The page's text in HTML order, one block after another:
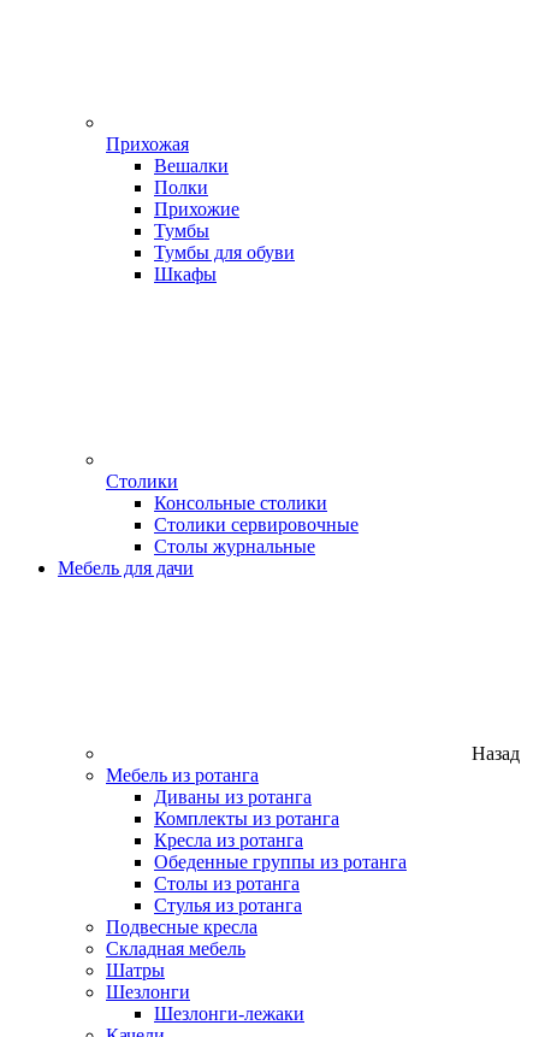
Прихожая
Вешалки
Полки
Прихожие
Тумбы
Тумбы для обуви
Шкафы
Столики
Консольные столики
Столики сервировочные
Столы журнальные
Мебель для дачи
Назад
Мебель из ротанга
Диваны из ротанга
Комплекты из ротанга
Кресла из ротанга
Обеденные группы из ротанга
Столы из ротанга
Стулья из ротанга
Подвесные кресла
Складная мебель
Шатры
Шезлонги
Шезлонги-лежаки